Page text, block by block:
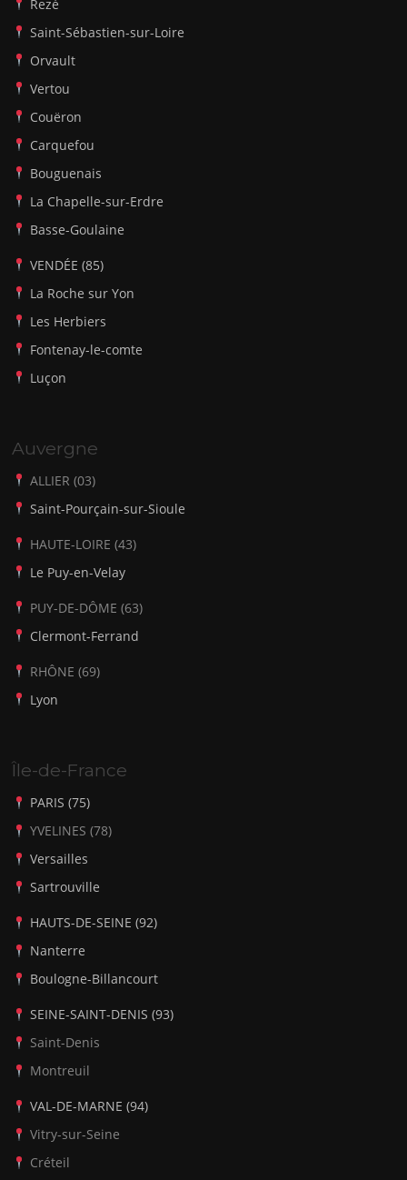
Rezé
Saint-Sébastien-sur-Loire
Orvault
Vertou
Couëron
Carquefou
Bouguenais
La Chapelle-sur-Erdre
Basse-Goulaine
VENDÉE (85)
La Roche sur Yon
Les Herbiers
Fontenay-le-comte
Luçon
Auvergne
ALLIER (03)
Saint-Pourçain-sur-Sioule
HAUTE-LOIRE (43)
Le Puy-en-Velay
PUY-DE-DÔME (63)
Clermont-Ferrand
RHÔNE (69)
Lyon
Île-de-France
PARIS (75)
YVELINES (78)
Versailles
Sartrouville
HAUTS-DE-SEINE (92)
Nanterre
Boulogne-Billancourt
SEINE-SAINT-DENIS (93)
Saint-Denis
Montreuil
VAL-DE-MARNE (94)
Vitry-sur-Seine
Créteil